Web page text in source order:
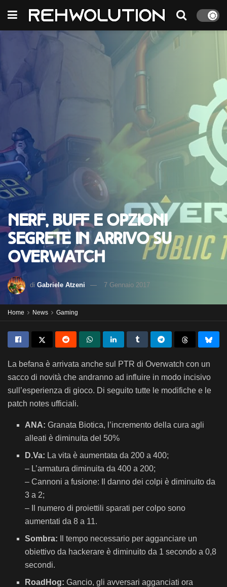
Nerf, Buff e opzioni
segrete in arrivo su
Overwatch
di Gabriele Atzeni 7 Gennaio 2017
Home News Gaming
La befana è arrivata anche sul PTR di Overwatch con un
sacco di novità che andranno ad influire in modo incisivo
sull’esperienza di gioco. Di seguito tutte le modifiche e le
patch notes ufficiali.
ANA: Granata Biotica, l’incremento della cura agli
alleati è diminuita del 50%
D.Va: La vita è aumentata da 200 a 400;
– L’armatura diminuita da 400 a 200;
– Cannoni a fusione: Il danno dei colpi è diminuito da
3 a 2;
– Il numero di proiettili sparati per colpo sono
aumentati da 8 a 11.
Sombra: Il tempo necessario per agganciare un
obiettivo da hackerare è diminuito da 1 secondo a 0,8
secondi.
RoadHog: Gancio, gli avversari agganciati ora